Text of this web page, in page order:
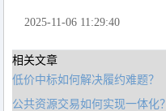
2025-11-06 11:29:40
相关文章
低价中标如何解决履约难题？
公共资源交易如何实现一体化？